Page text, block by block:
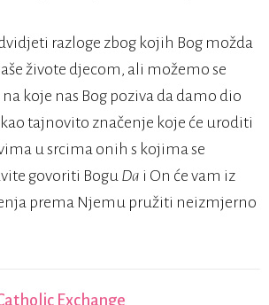
razloge zbog kojih Bog možda
živote djecom, ali možemo se
koje nas Bog poziva da damo dio
tajnovito značenje koje će uroditi
u srcima onih s kojima se
govoriti Bogu Da i On će vam iz
prema Njemu pružiti neizmjerno
Exchange